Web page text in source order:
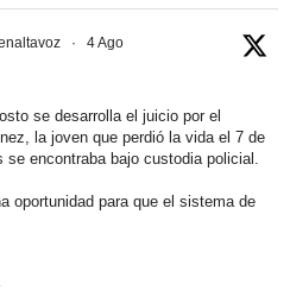
· 4 Ago
se desarrolla el juicio por el
la joven que perdió la vida el 7 de
se encontraba bajo custodia policial.
oportunidad para que el sistema de